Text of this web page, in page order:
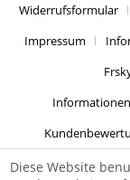
Widerrufsformular
Impressum
Diese Website